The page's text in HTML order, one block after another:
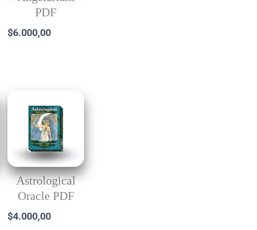
PDF
$6.000,00
Astrological
Oracle PDF
$4.000,00